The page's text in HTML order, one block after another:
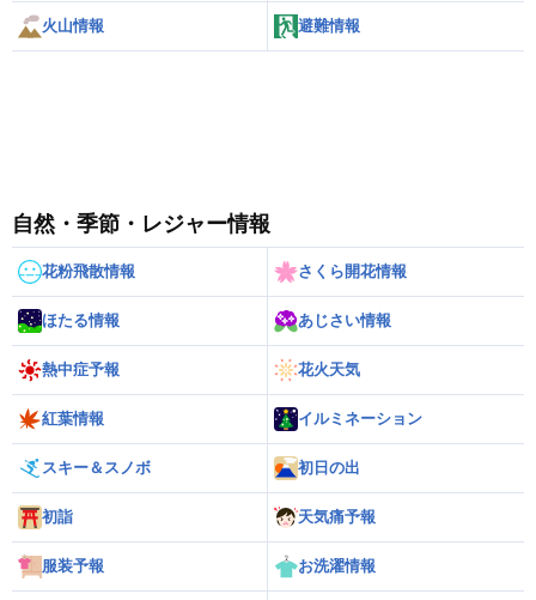
火山情報 避難情報
自然・季節・レジャー情報
花粉飛散情報 さくら開花情報
ほたる情報 あじさい情報
熱中症予報 花火天気
紅葉情報 イルミネーション
スキー＆スノボ 初日の出
初詣 天気痛予報
服装予報 お洗濯情報